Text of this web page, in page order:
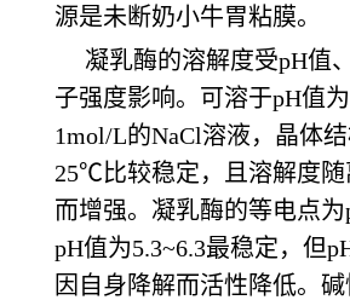
源是未断奶小牛胃粘膜。
凝乳酶的溶解度受pH值
子强度影响。可溶于pH值
1mol/L的NaCl溶液，晶体
25℃比较稳定，且溶解度随
而增强。凝乳酶的等电点为
pH值为5.3~6.3最稳定，但
因自身降解而活性降低。